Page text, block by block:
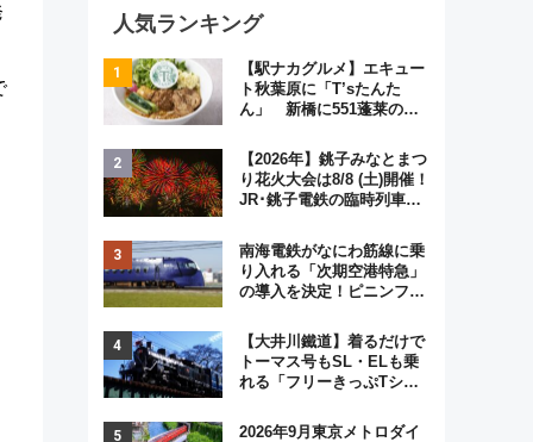
人気ランキング
【駅ナカグルメ】エキュー
ト秋葉原に「T’sたんた
ん」 新橋に551蓬莱の
オムライス専門店「肉とた
まご」新グルメ続々登場！
【2026年8月】
【2026年】銚子みなとまつ
り花火大会は8/8 (土)開催！
JR･銚子電鉄の臨時列車や
く8,000発の大迫力＆屋台
を満喫
南海電鉄がなにわ筋線に乗
り入れる「次期空港特急」
の導入を決定！ピニンファ
デザイン
【大井川鐵道】着るだけで
トーマス号もSL・ELも乗
れる「フリーきっぷTシャ
2026年9月東京メトロダイ